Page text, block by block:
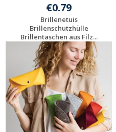
€0.79
Brillenetuis
Brillenschutzhülle
Brillentaschen aus Filz...
Individuelle
Werbeartikel
anfragen